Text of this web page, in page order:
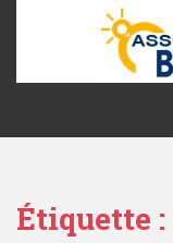
o
Étiquette :